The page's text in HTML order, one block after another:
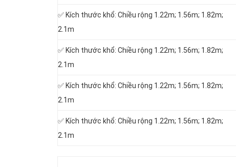
✅ Kích thước khổ: Chiều rộng 1.22m; 1.56m; 1.82m;
2.1m
✅ Kích thước khổ: Chiều rộng 1.22m; 1.56m; 1.82m;
2.1m
✅ Kích thước khổ: Chiều rộng 1.22m; 1.56m; 1.82m;
2.1m
✅ Kích thước khổ: Chiều rộng 1.22m; 1.56m; 1.82m;
2.1m